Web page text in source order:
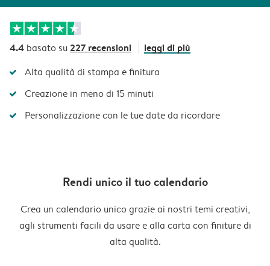
4.4 basato su227 recensioni leggi di più
Alta qualità di stampa e finitura
Creazione in meno di 15 minuti
Personalizzazione con le tue date da ricordare
Rendi unico il tuo calendario
Crea un calendario unico grazie ai nostri temi creativi,
agli strumenti facili da usare e alla carta con finiture di
alta qualità.